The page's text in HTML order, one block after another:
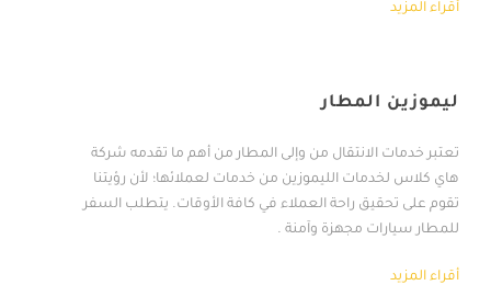
أقراء المزيد
ليموزين المطار
تعتبر خدمات الانتقال من وإلى المطار من أهم ما تقدمه شركة
هاي كلاس لخدمات الليموزين من خدمات لعملائها؛ لأن رؤيتنا
تقوم على تحقيق راحة العملاء في كافة الأوقات. يتطلب السفر
للمطار سيارات مجهزة وآمنة .
أقراء المزيد